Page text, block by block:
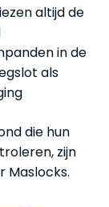
altijd de
in de
als
die hun
zijn
Maslocks.